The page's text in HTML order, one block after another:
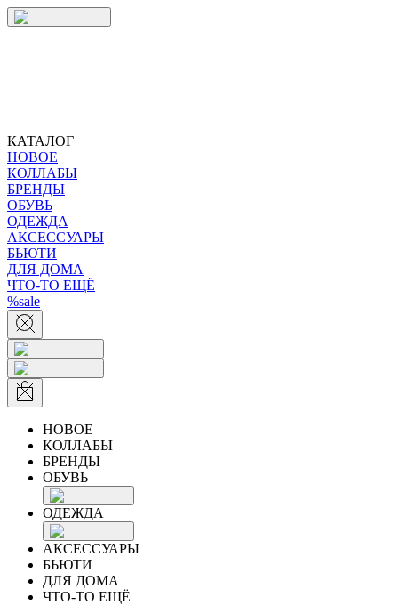
КАТАЛОГ
НОВОЕ
КОЛЛАБЫ
БРЕНДЫ
ОБУВЬ
ОДЕЖДА
АКСЕССУАРЫ
БЬЮТИ
ДЛЯ ДОМА
ЧТО-ТО ЕЩЁ
%sale
НОВОЕ
КОЛЛАБЫ
БРЕНДЫ
ОБУВЬ
ОДЕЖДА
АКСЕССУАРЫ
БЬЮТИ
ДЛЯ ДОМА
ЧТО-ТО ЕЩЁ